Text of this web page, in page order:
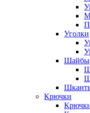
Уголки
Шайбы
Крючки